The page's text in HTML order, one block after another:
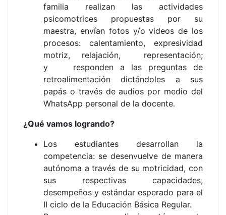
familia realizan las actividades
psicomotrices propuestas por su
maestra, envían fotos y/o videos de los
procesos: calentamiento, expresividad
motriz, relajación, representación;
y
responden a las preguntas de
retroalimentación dictándoles a sus
papás o través de audios por medio del
WhatsApp personal de la docente.
¿Qué vamos logrando?
Los estudiantes desarrollan la
competencia: se desenvuelve de manera
autónoma a través de su motricidad, con
sus respectivas capacidades,
desempeños y estándar esperado para el
II ciclo de la Educación Básica Regular.